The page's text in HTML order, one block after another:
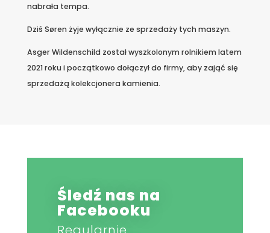
nabrała tempa.
Dziś Søren żyje wyłącznie ze sprzedaży tych maszyn.
Asger Wildenschild został wyszkolonym rolnikiem latem
2021 roku i początkowo dołączył do firmy, aby zająć się
sprzedażą kolekcjonera kamienia.
Śledź nas na
Facebooku